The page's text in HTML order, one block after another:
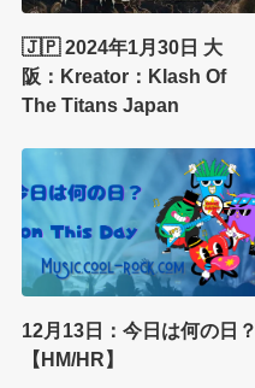
🇯🇵 2024年1月30日 大
阪：Kreator：Klash Of
The Titans Japan
12月13日：今日は何の日？
【HM/HR】